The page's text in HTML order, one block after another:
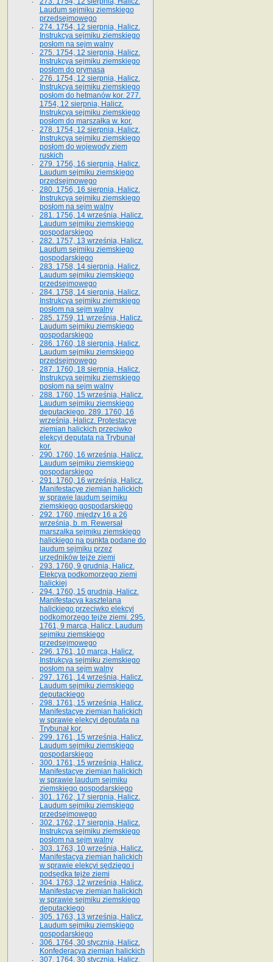
Laudum sejmiku ziemskiego
przedsejmowego
274. 1754, 12 sierpnia, Halicz.
Instrukcya sejmiku ziemskiego
posłom na sejm walny
275. 1754, 12 sierpnia, Halicz.
Instrukcya sejmiku ziemskiego
posłom do prymasa
276. 1754, 12 sierpnia, Halicz.
Instrukcya sejmiku ziemskiego
posłom do hetmanów kor. 277.
1754, 12 sierpnia, Halicz.
Instrukcya sejmiku ziemskiego
posłom do marszałka w. kor.
278. 1754, 12 sierpnia, Halicz.
Instrukcya sejmiku ziemskiego
posłom do wojewody ziem
ruskich
279. 1756, 16 sierpnia, Halicz.
Laudum sejmiku ziemskiego
przedsejmowego
280. 1756, 16 sierpnia, Halicz.
Instrukcya sejmiku ziemskiego
posłom na sejm walny
281. 1756, 14 września, Halicz.
Laudum sejmiku ziemskiego
gospodarskiego
282. 1757, 13 września, Halicz.
Laudum sejmiku ziemskiego
gospodarskiego
283. 1758, 14 sierpnia, Halicz.
Laudum sejmiku ziemskiego
przedsejmowego
284. 1758, 14 sierpnia, Halicz.
Instrukcya sejmiku ziemskiego
posłom na sejm walny
285. 1759, 11 września, Halicz.
Laudum sejmiku ziemskiego
gospodarskiego
286. 1760, 18 sierpnia, Halicz.
Laudum sejmiku ziemskiego
przedsejmowego
287. 1760, 18 sierpnia, Halicz.
Instrukcya sejmiku ziemskiego
posłom na sejm walny
288. 1760, 15 września, Halicz.
Laudum sejmiku ziemskiego
deputackiego. 289. 1760, 16
września, Halicz. Protestacye
ziemian halickich przeciwko
elekcyi deputata na Trybunał
kor.
290. 1760, 16 września, Halicz.
Laudum sejmiku ziemskiego
gospodarskiego
291. 1760, 16 września, Halicz.
Manifestacye ziemian halickich
w sprawie laudum sejmiku
ziemskiego gospodarskiego
292. 1760, między 16 a 26
września, b. m. Rewersał
marszałka sejmiku ziemskiego
halickiego na punkta podane do
laudum sejmiku przez
urzędników tejże ziemi
293. 1760, 9 grudnia, Halicz.
Elekcya podkomorzego ziemi
halickiej
294. 1760, 15 grudnia, Halicz.
Manifestacya kasztelana
halickiego przeciwko elekcyi
podkomorzego tejże ziemi. 295.
1761, 9 marca, Halicz. Laudum
sejmiku ziemskiego
przedsejmowego
296. 1761, 10 marca, Halicz.
Instrukcya sejmiku ziemskiego
posłom na sejm walny
297. 1761, 14 września, Halicz.
Laudum sejmiku ziemskiego
deputackiego
298. 1761, 15 września, Halicz.
Manifestacye ziemian halickich
w sprawie elekcyi deputata na
Trybunał kor.
299. 1761, 15 września, Halicz.
Laudum sejmiku ziemskiego
gospodarskiego
300. 1761, 15 września, Halicz.
Manifestacye ziemian halickich
w sprawie laudum sejmiku
ziemskiego gospodarskiego
301. 1762, 17 sierpnia, Halicz.
Laudum sejmiku ziemskiego
przedsejmowego
302. 1762, 17 sierpnia, Halicz.
Instrukcya sejmiku ziemskiego
posłom na sejm walny
303. 1763, 10 września, Halicz.
Manifestacya ziemian halickich
w sprawie elekcyi sędziego i
podsędka tejże ziemi
304. 1763, 12 września, Halicz.
Manifestacye ziemian halickich
w sprawie sejmiku ziemskiego
deputackiego
305. 1763, 13 września, Halicz.
Laudum sejmiku ziemskiego
gospodarskiego
306. 1764, 30 stycznia, Halicz.
Konfederacya ziemian halickich
307. 1764, 30 stycznia, Halicz.